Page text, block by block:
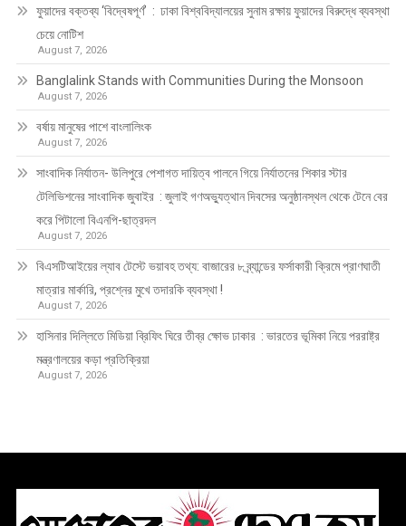
ফুয়াদের বক্তব্য ‘বিদ্বেষপূর্ণ’ : ঢাকা বিশ্ববিদ্যালয়ের সুনাম রক্ষায় ফুয়াদের বিরুদ্ধে ব্যবস্থা
চেয়ে নোটিশ
August 7, 2026
Banglalink Stands with Communities During the Monsoon
August 7, 2026
বর্ষায় মানুষের পাশে বাংলালিংক
August 7, 2026
সাংবাদিক নির্যাতন- উলিপুরে পেশাগত দায়িত্ব পালনে গিয়ে নির্যাতনের শিকার স্টার
টেলিভিশনের সাংবাদিক জুবাইর : জুলাই গণঅভ্যুত্থান দিবসের অনুষ্ঠানস্থল থেকে টেনে বের
করে পিটালো বিএনপি-ছাত্রদল
August 7, 2026
বিএসটিআইয়ের ল্যাব টেস্টে ভয়াবহ তথ্য: বাজারের ৮ ব্র্যান্ডের ফর্সাকারী ক্রিমে প্রাণঘাতী
মাত্রার মার্কারি, প্রশ্নের মুখে তদারকি ব্যবস্থা !
August 7, 2026
হাসিনার দিল্লিতে মিডিয়া ব্রিফিং ঘিরে তীব্র ক্ষোভ ঢাকার : ভারতের ভূমিকা নিয়ে পররাষ্ট্র
মন্ত্রণালয়ের কড়া প্রতিক্রিয়া
August 7, 2026